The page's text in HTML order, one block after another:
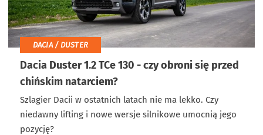
DACIA / DUSTER
Dacia Duster 1.2 TCe 130 - czy obroni się przed
chińskim natarciem?
Szlagier Dacii w ostatnich latach nie ma lekko. Czy
niedawny lifting i nowe wersje silnikowe umocnią jego
pozycję?